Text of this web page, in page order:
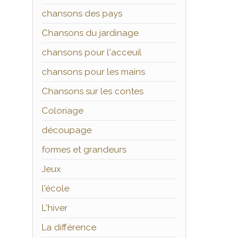
chansons des pays
Chansons du jardinage
chansons pour l'acceuil
chansons pour les mains
Chansons sur les contes
Coloriage
découpage
formes et grandeurs
Jeux
l'école
L'hiver
La différence